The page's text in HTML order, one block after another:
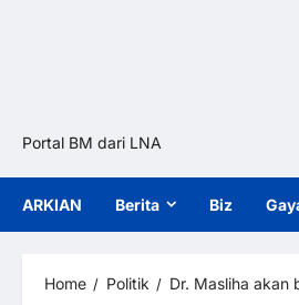
Portal BM dari LNA
ARKIAN Berita Biz
Home Politik Dr. Masliha akan